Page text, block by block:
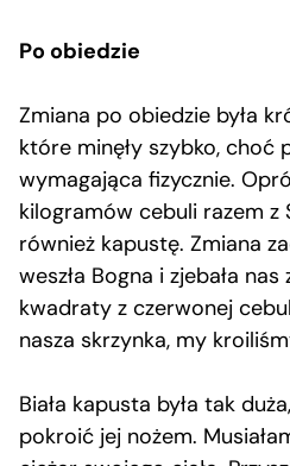
Po obiedzie
Zmiana po obiedzie była
które minęły szybko, choć
wymagająca fizycznie.
kilogramów cebuli razem z
również kapustę. Zmiana
weszła Bogna i zjebała
kwadraty z czerwonej
nasza skrzynka, my
Biała kapusta była tak
pokroić jej nożem.